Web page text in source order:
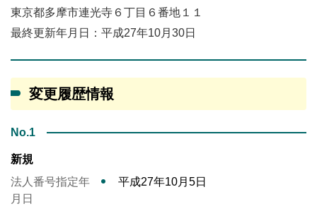
東京都多摩市連光寺６丁目６番地１１
最終更新年月日：平成27年10月30日
変更履歴情報
No.1
新規
法人番号指定年
月日
平成27年10月5日